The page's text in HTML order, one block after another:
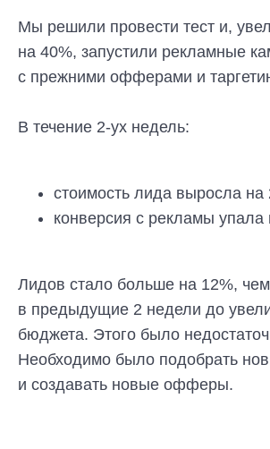
Мы решили провести тест и,
на 40%, запустили рекламные
с прежними офферами и
В течение 2-ух недель:
стоимость лида выросла на
конверсия с рекламы упала
Лидов стало больше на 12%, чем
в предыдущие 2 недели до
бюджета. Этого было
Необходимо было подобрать
и создавать новые офферы.